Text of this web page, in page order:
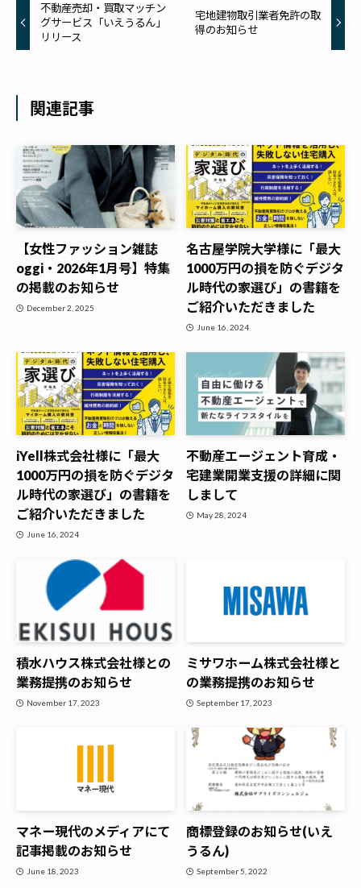
不動産売却・買取マッチン
グサービス「いえうるん」
リリース
宅地建物取引業者免許の取
得のお知らせ
関連記事
【女性ファッション雑誌
oggi・2026年1月号】特集
の掲載のお知らせ
December 2, 2025
名古屋学院大学様に「最大
1000万円の損を防ぐデジタ
ル時代の家選び」の書籍を
ご紹介いただきました
June 16, 2024
iYell株式会社様に「最大
1000万円の損を防ぐデジタ
ル時代の家選び」の書籍を
ご紹介いただきました
June 16, 2024
不動産エージェント育成・
宅建業開業支援の詳細に関
しまして
May 28, 2024
積水ハウス株式会社様との
業務提携のお知らせ
November 17, 2023
ミサワホーム株式会社様と
の業務提携のお知らせ
September 17, 2023
マネー現代のメディアにて
記事掲載のお知らせ
June 18, 2023
商標登録のお知らせ(いえ
うるん)
September 5, 2022